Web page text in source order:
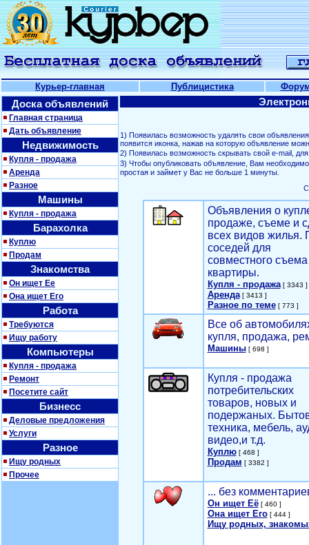
Курьер-главная Публицистика
Доска объявлений
Главная страница
Дать объявление
Недвижимость
Купля - продажа
Аренда
Разное
Машины
Купля - продажа
Барахолка
Куплю
Продам
Знакомства
Он ищет Ее
Она ищет Его
Работа
Требуются
Ищу работу
Компьютеры
Купля - продажа
Ремонт
Посетите сайт
Бизнесс
Деловые предложения
Услуги
Разное
Ищу родных
Прочее
1) Появилась возможность удалять свои
появится иконка, нажав на которую объявление
2) Появилась возможность скрывать свой е-mail,
3) Чтобы опубликовать объявление, Вам
простая и займет у Вас не больше 1 минуты.
Объявления о
продаже, съеме и
всех видов жилья.
соседей для
совместного съема
квартиры.
Купля - продажа[ 3343 ]
Аренда[ 3413 ]
Разное по теме[ 773 ]
Все об
купля, продажа,
Машины[ 698 ]
Купля - продажа
потребительских
товаров, новых и
подержаных.
техника, мебель,
видео,и т.д.
Куплю[ 468 ]
Продам [ 3382 ]
... без
Он ищет Её[ 460 ]
Она ищет Его[ 444 ]
Ищу родных,